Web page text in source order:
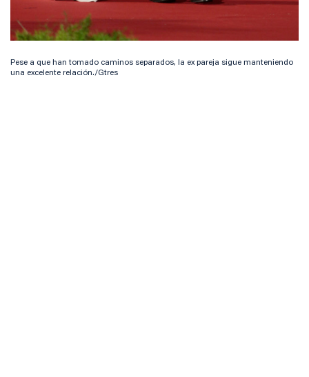
Pese a que han tomado caminos separados, la ex pareja sigue manteniendo
una excelente relación./Gtres